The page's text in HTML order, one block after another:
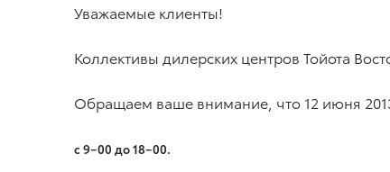
Уважаемые клиенты!
Коллективы дилерских центров Тойота
Обращаем ваше внимание, что 12 июня
с 9−00 до 18−00.